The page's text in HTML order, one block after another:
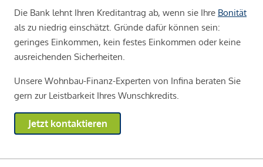
Die Bank lehnt Ihren Kreditantrag ab, wenn sie Ihre Bonität
als zu niedrig einschätzt. Gründe dafür können sein:
geringes Einkommen, kein festes Einkommen oder keine
ausreichenden Sicherheiten.
Unsere Wohnbau-Finanz-Experten von Infina beraten Sie
gern zur Leistbarkeit Ihres Wunschkredits.
Jetzt kontaktieren